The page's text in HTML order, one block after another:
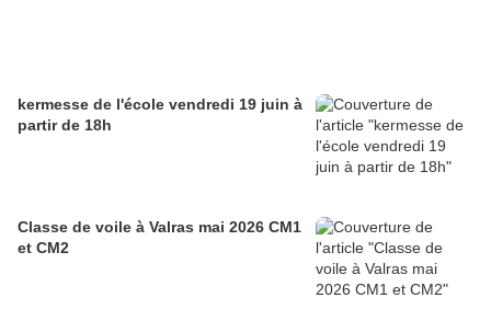
kermesse de l'école vendredi 19 juin à
partir de 18h
Classe de voile à Valras mai 2026 CM1
et CM2